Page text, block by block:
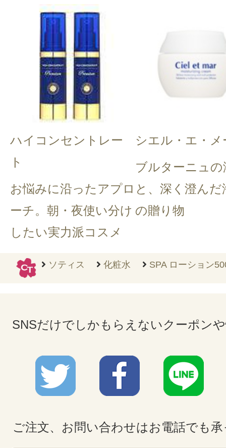
ハイコンセントレー
ト
お悩みに沿ったアプロ
ーチ。朝・夜使い分け
したい実力派コスメ
シエル・エ・メ
ブルターニュの
と、深く澄んだ
の贈り物
ソティス 化粧水 SPA ローション
SNSだけでしかもらえないクーポン
ご注文、お問い合わせはお電話でも